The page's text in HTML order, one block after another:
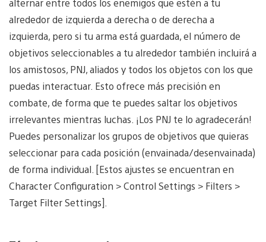
alrededor de izquierda a derecha o de derecha a
izquierda, pero si tu arma está guardada, el número de
objetivos seleccionables a tu alrededor también incluirá a
los amistosos, PNJ, aliados y todos los objetos con los que
puedas interactuar. Esto ofrece más precisión en
combate, de forma que te puedes saltar los objetivos
irrelevantes mientras luchas. ¡Los PNJ te lo agradecerán!
Puedes personalizar los grupos de objetivos que quieras
seleccionar para cada posición (envainada/desenvainada)
de forma individual. [Estos ajustes se encuentran en
Character Configuration > Control Settings > Filters >
Target Filter Settings].